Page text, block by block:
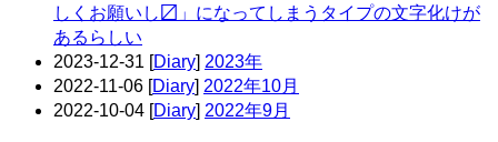
しくお願いし〼」になってしまうタイプの文字化けが
あるらしい
2023-12-31 [Diary] 2023年
2022-11-06 [Diary] 2022年10月
2022-10-04 [Diary] 2022年9月